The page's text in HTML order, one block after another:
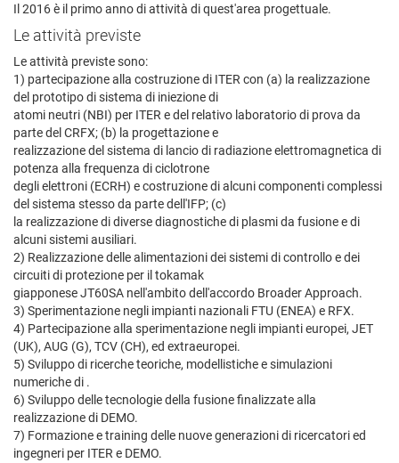
Il 2016 è il primo anno di attività di quest'area progettuale.
Le attività previste
Le attività previste sono:
1) partecipazione alla costruzione di ITER con (a) la realizzazione
del prototipo di sistema di iniezione di
atomi neutri (NBI) per ITER e del relativo laboratorio di prova da
parte del CRFX; (b) la progettazione e
realizzazione del sistema di lancio di radiazione elettromagnetica di
potenza alla frequenza di ciclotrone
degli elettroni (ECRH) e costruzione di alcuni componenti complessi
del sistema stesso da parte dell'IFP; (c)
la realizzazione di diverse diagnostiche di plasmi da fusione e di
alcuni sistemi ausiliari.
2) Realizzazione delle alimentazioni dei sistemi di controllo e dei
circuiti di protezione per il tokamak
giapponese JT60SA nell'ambito dell'accordo Broader Approach.
3) Sperimentazione negli impianti nazionali FTU (ENEA) e RFX.
4) Partecipazione alla sperimentazione negli impianti europei, JET
(UK), AUG (G), TCV (CH), ed extraeuropei.
5) Sviluppo di ricerche teoriche, modellistiche e simulazioni
numeriche di .
6) Sviluppo delle tecnologie della fusione finalizzate alla
realizzazione di DEMO.
7) Formazione e training delle nuove generazioni di ricercatori ed
ingegneri per ITER e DEMO.